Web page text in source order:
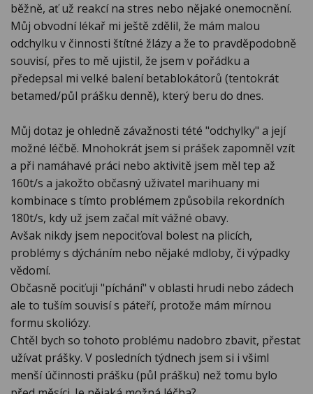
běžně, ať už reakcí na stres nebo nějaké onemocnění.
Můj obvodní lékař mi ještě zdělil, že mám malou
odchylku v činnosti štítné žlázy a že to pravděpodobně
souvisí, přes to mě ujistil, že jsem v pořádku a
předepsal mi velké balení betablokátorů (tentokrát
betamed/půl prášku denně), který beru do dnes.
Můj dotaz je ohledně závažnosti tété "odchylky" a její
možné léčbě. Mnohokrát jsem si prášek zapomněl vzít
a při namáhavé práci nebo aktivitě jsem měl tep až
160t/s a jakožto občasný uživatel marihuany mi
kombinace s tímto problémem způsobila rekordních
180t/s, kdy už jsem začal mít vážné obavy.
Avšak nikdy jsem nepociťoval bolest na plicích,
problémy s dýcháním nebo nějaké mdloby, či výpadky
vědomí.
Občasně pociťuji "píchání" v oblasti hrudi nebo zádech
ale to tuším souvisí s páteří, protože mám mírnou
formu skoliózy.
Chtěl bych so tohoto problému nadobro zbavit, přestat
užívat prášky. V posledních týdnech jsem si i všiml
menší účinnosti prášku (půl prášku) než tomu bylo